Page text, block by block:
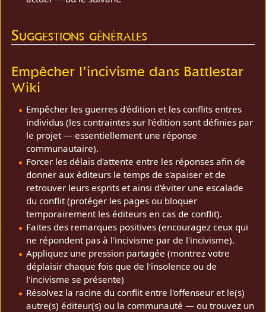
Suggestions générales
Empêcher l'incivisme dans Battlestar
Wiki
Empêcher les guerres d'édition et les conflits entres
individus (les contraintes sur l'édition sont définies par
le projet — essentiellement une réponse
communautaire).
Forcer les délais d'attente entre les réponses afin de
donner aux éditeurs le temps de s'apaiser et de
retrouver leurs esprits et ainsi d'éviter une escalade
du conflit (protéger les pages ou bloquer
temporairement les éditeurs en cas de conflit).
Faites des remarques positives (encouragez ceux qui
ne répondent pas à l'incivisme par de l'incivisme).
Appliquez une pression partagée (montrez votre
déplaisir chaque fois que de l'insolence ou de
l'incivisme se présente)
Résolvez la racine du conflit entre l'offenseur et le(s)
autre(s) éditeur(s) ou la communauté — ou trouvez un